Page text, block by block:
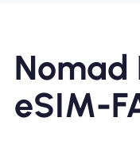
Nomad
eSIM-